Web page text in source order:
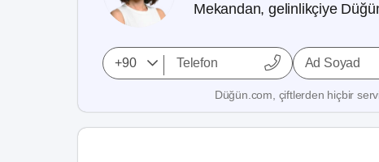
Mekandan, gelinlikçiye
Ad Soyad
Düğün.com, çiftlerden hiçbir